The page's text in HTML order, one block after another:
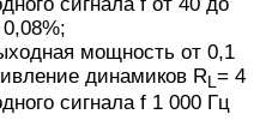
мощность от 0,1
динамиков RL= 4
сигнала f 1 000 Гц